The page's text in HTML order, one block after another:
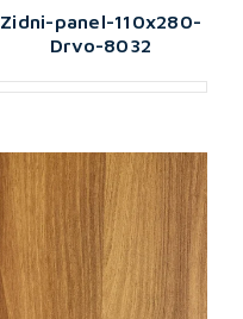
Zidni-panel-110x280-
Drvo-8032